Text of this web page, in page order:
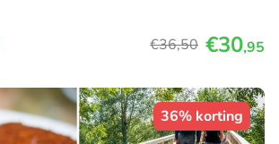
€36,50 €30,95
36% korting